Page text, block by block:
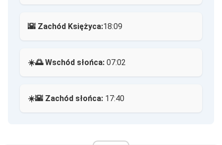
🌇 Zachód Księżyca:18:09
☀️🌅 Wschód słońca: 07:02
☀️🌇 Zachód słońca: 17:40